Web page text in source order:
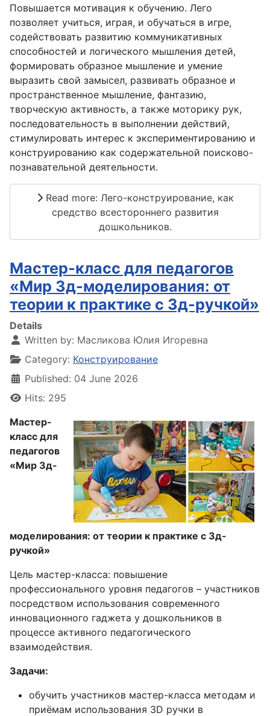
Повышается мотивация к обучению. Лего
позволяет учиться, играя, и обучаться в игре,
содействовать развитию коммуникативных
способностей и логического мышления детей,
формировать образное мышление и умение
выразить свой замысел, развивать образное и
пространственное мышление, фантазию,
творческую активность, а также моторику рук,
последовательность в выполнении действий,
стимулировать интерес к экспериментированию и
конструированию как содержательной поисково-
познавательной деятельности.
Read more: Лего-конструирование, как
средство всестороннего развития
дошкольников.
Мастер-класс для педагогов
«Мир 3д-моделирования: от
теории к практике с 3д-ручкой»
Details
Written by: Масликова Юлия Игоревна
Category: Конструирование
Published: 04 June 2026
Hits: 295
Мастер-
класс для
педагогов
«Мир 3д-
моделирования: от теории к практике с 3д-
ручкой»
Цель мастер-класса: повышение
профессионального уровня педагогов – участников
посредством использования современного
инновационного гаджета у дошкольников в
процессе активного педагогического
взаимодействия.
Задачи:
обучить участников мастер-класса методам и
приёмам использования 3D ручки в